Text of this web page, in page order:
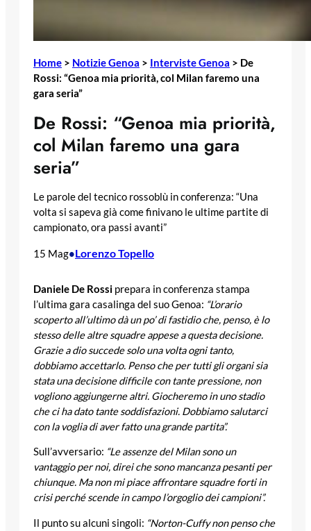
Home > Notizie Genoa > Interviste Genoa > De
Rossi: “Genoa mia priorità, col Milan faremo una
gara seria”
De Rossi: “Genoa mia priorità,
col Milan faremo una gara
seria”
Le parole del tecnico rossoblù in conferenza: “Una
volta si sapeva già come finivano le ultime partite di
campionato, ora passi avanti”
15 Mag•Lorenzo Topello
Daniele De Rossi prepara in conferenza stampa
l’ultima gara casalinga del suo Genoa: “L’orario
scoperto all’ultimo dà un po’ di fastidio che, penso, è lo
stesso delle altre squadre appese a questa decisione.
Grazie a dio succede solo una volta ogni tanto,
dobbiamo accettarlo. Penso che per tutti gli organi sia
stata una decisione difficile con tante pressione, non
vogliono aggiungerne altri. Giocheremo in uno stadio
che ci ha dato tante soddisfazioni. Dobbiamo salutarci
con la voglia di aver fatto una grande partita”.
Sull’avversario: “Le assenze del Milan sono un
vantaggio per noi, direi che sono mancanza pesanti per
chiunque. Ma non mi piace affrontare squadre forti in
crisi perché scende in campo l’orgoglio dei campioni”.
Il punto su alcuni singoli: “Norton-Cuffy non penso che